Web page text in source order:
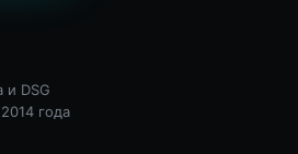
и DSG
года